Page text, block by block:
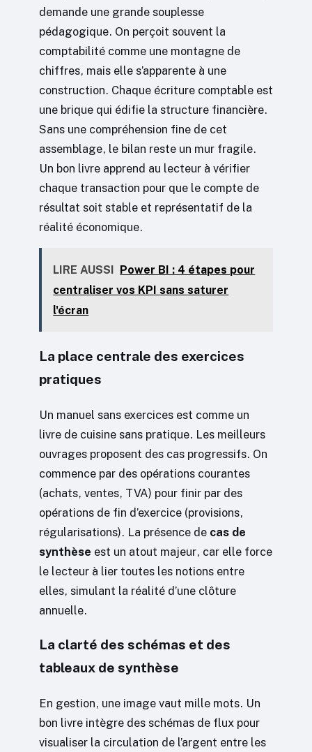
demande une grande souplesse
pédagogique. On perçoit souvent la
comptabilité comme une montagne de
chiffres, mais elle s’apparente à une
construction. Chaque écriture comptable est
une brique qui édifie la structure financière.
Sans une compréhension fine de cet
assemblage, le bilan reste un mur fragile.
Un bon livre apprend au lecteur à vérifier
chaque transaction pour que le compte de
résultat soit stable et représentatif de la
réalité économique.
LIRE AUSSI Power BI : 4 étapes pour
centraliser vos KPI sans saturer
l'écran
La place centrale des exercices
pratiques
Un manuel sans exercices est comme un
livre de cuisine sans pratique. Les meilleurs
ouvrages proposent des cas progressifs. On
commence par des opérations courantes
(achats, ventes, TVA) pour finir par des
opérations de fin d’exercice (provisions,
régularisations). La présence de cas de
synthèse est un atout majeur, car elle force
le lecteur à lier toutes les notions entre
elles, simulant la réalité d’une clôture
annuelle.
La clarté des schémas et des
tableaux de synthèse
En gestion, une image vaut mille mots. Un
bon livre intègre des schémas de flux pour
visualiser la circulation de l’argent entre les